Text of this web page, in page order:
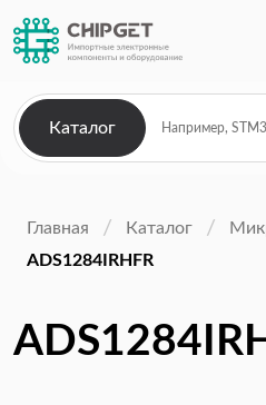
Каталог
Главная Каталог
ADS1284IRHFR